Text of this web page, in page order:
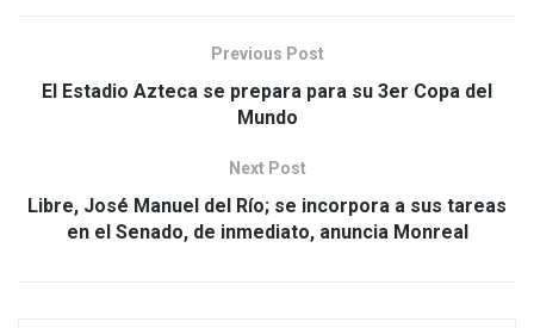
Previous Post
El Estadio Azteca se prepara para su 3er Copa del
Mundo
Next Post
Libre, José Manuel del Río; se incorpora a sus tareas
en el Senado, de inmediato, anuncia Monreal